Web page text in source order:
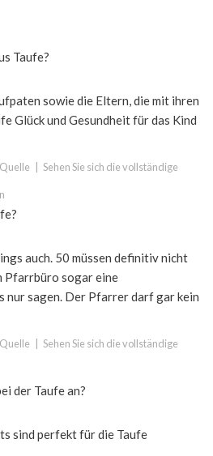
Taufe?
sowie die Eltern, die mit ihren
Glück und Gesundheit für das Kind
Sehen Sie sich die vollständige
auch. 50 müssen definitiv nicht
Pfarrbüro sogar eine
nur sagen. Der Pfarrer darf gar kein
Sehen Sie sich die vollständige
der Taufe an?
sind perfekt für die Taufe